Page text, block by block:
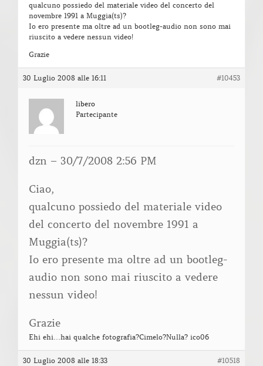
qualcuno possiedo del materiale video del concerto del
novembre 1991 a Muggia(ts)?
Io ero presente ma oltre ad un bootleg-audio non sono mai
riuscito a vedere nessun video!
Grazie
30 Luglio 2008 alle 16:11 #10453
libero
Partecipante
dzn – 30/7/2008 2:56 PM
Ciao,
qualcuno possiedo del materiale video
del concerto del novembre 1991 a
Muggia(ts)?
Io ero presente ma oltre ad un bootleg-
audio non sono mai riuscito a vedere
nessun video!
Grazie
Ehi ehi…hai qualche fotografia?Cimelo?Nulla? ico06
30 Luglio 2008 alle 18:33 #10518